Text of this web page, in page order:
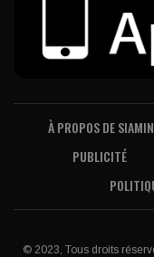
À PROPOS DE
PUBLICITÉ
© 2023, Tous droits